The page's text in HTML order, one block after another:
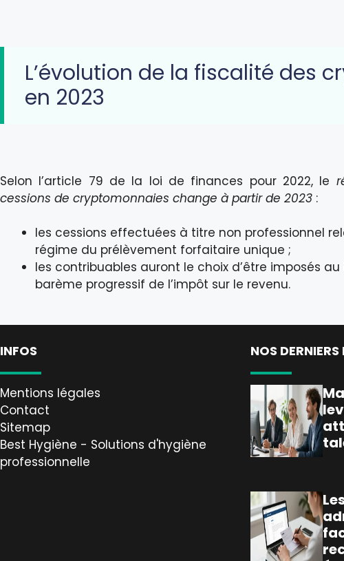
L’évolution de la fiscalité des
en 2023
Selon l’article 79 de la loi de finances pour 2022, le
cessions de cryptomonnaies change à partir de 2023 :
les cessions effectuées à titre non professionnel
régime du prélèvement forfaitaire unique ;
les contribuables auront le choix d’être imposés
barème progressif de l’impôt sur le revenu.
INFOS
Mentions légales
Contact
Sitemap
Best Hygiène - Solutions d'hygiène
professionnelle
NOS DERNIERS